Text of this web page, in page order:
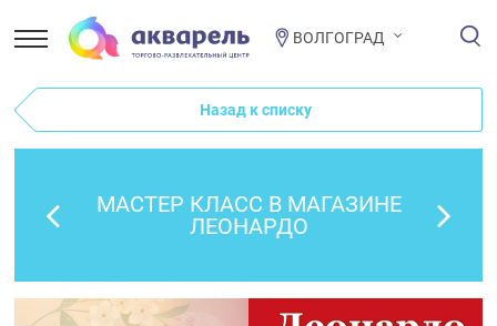
ВОЛГОГРАД
Назад к списку
МАСТЕР КЛАСС В МАГАЗИНЕ
ЛЕОНАРДО